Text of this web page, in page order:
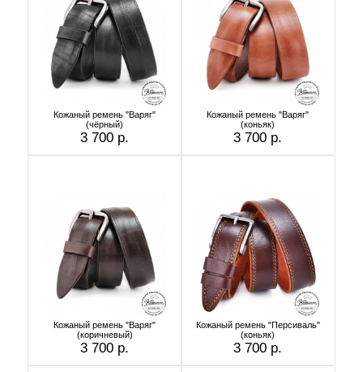
Кожаный ремень "Варяг"
(чёрный)
3 700 р.
Кожаный ремень "Варяг"
(коньяк)
3 700 р.
Кожаный ремень "Варяг"
(коричневый)
3 700 р.
Кожаный ремень "Персиваль"
(коньяк)
3 700 р.